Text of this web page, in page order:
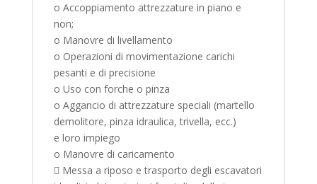
o Accoppiamento attrezzature in piano e
non;
o Manovre di livellamento
o Operazioni di movimentazione carichi
pesanti e di precisione
o Uso con forche o pinza
o Aggancio di attrezzature speciali (martello
demolitore, pinza idraulica, trivella, ecc.)
e loro impiego
o Manovre di caricamento
 Messa a riposo e trasporto degli escavatori